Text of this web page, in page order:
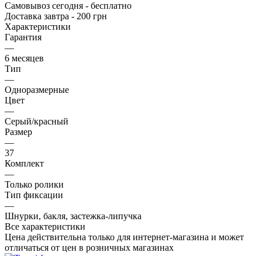
Самовывоз сегодня - бесплатно
Доставка завтра - 200 грн
Характеристики
Гарантия
—
6 месяцев
Тип
—
Одноразмерные
Цвет
—
Серый/красный
Размер
—
37
Комплект
—
Только ролики
Тип фиксации
—
Шнурки, бакля, застежка-липучка
Все характеристики
Цена действительна только для интернет-магазина и может
отличаться от цен в розничных магазинах